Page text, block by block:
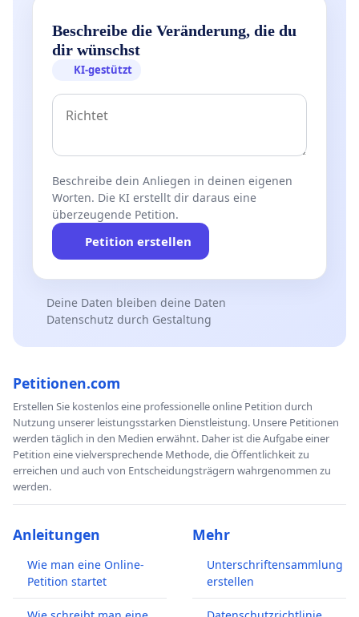
Beschreibe die Veränderung, die du
dir wünschst
KI-gestützt
Beschreibe dein Anliegen in deinen eigenen
Worten. Die KI erstellt dir daraus eine
überzeugende Petition.
Petition erstellen
Deine Daten bleiben deine Daten
Datenschutz durch Gestaltung
Petitionen.com
Erstellen Sie kostenlos eine professionelle online Petition durch
Nutzung unserer leistungsstarken Dienstleistung. Unsere Petitionen
werden täglich in den Medien erwähnt. Daher ist die Aufgabe einer
Petition eine vielversprechende Methode, die Öffentlichkeit zu
erreichen und auch von Entscheidungsträgern wahrgenommen zu
werden.
Anleitungen
Wie man eine Online-
Petition startet
Mehr
Unterschriftensammlung
erstellen